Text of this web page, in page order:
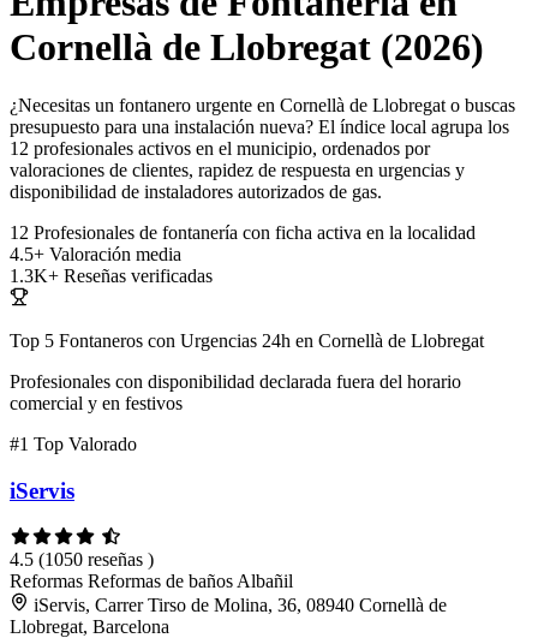
Cornellà de Llobregat (2026)
¿Necesitas un fontanero urgente en Cornellà de Llobregat o buscas
presupuesto para una instalación nueva? El índice local agrupa los
12 profesionales activos en el municipio, ordenados por
valoraciones de clientes, rapidez de respuesta en urgencias y
disponibilidad de instaladores autorizados de gas.
12 Profesionales de fontanería con ficha activa en la localidad
4.5+ Valoración media
1.3K+ Reseñas verificadas
Top 5 Fontaneros con Urgencias 24h en Cornellà de Llobregat
Profesionales con disponibilidad declarada fuera del horario
comercial y en festivos
#1 Top Valorado
iServis
4.5 (1050 reseñas )
Reformas Reformas de baños Albañil
iServis, Carrer Tirso de Molina, 36, 08940 Cornellà de
Llobregat, Barcelona